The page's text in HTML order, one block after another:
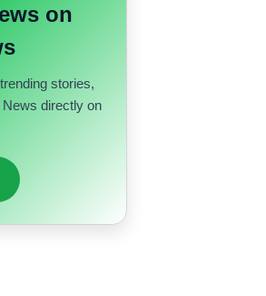
on
stories,
directly on